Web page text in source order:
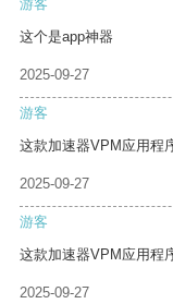
游客
这个是app神器
2025-09-27
游客
这款加速器VPM应用程
2025-09-27
游客
这款加速器VPM应用程
2025-09-27